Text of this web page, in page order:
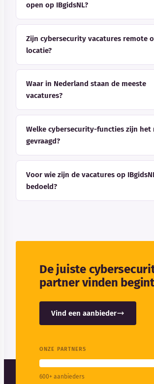
open op IBgidsNL?
Zijn cybersecurity vacatures remote
locatie?
Waar in Nederland staan de meeste
vacatures?
Welke cybersecurity-functies zijn het
gevraagd?
Voor wie zijn de vacatures op
bedoeld?
De juiste
partner vinden
Vind een aanbieder
ONZE PARTNERS
600+ aanbieders